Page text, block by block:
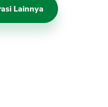
Lainnya